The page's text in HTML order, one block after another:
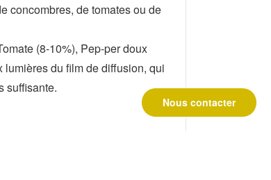
concombres, de tomates ou de
(8-10%), Pep-per doux
lumières du film de diffusion, qui
suffisante.
Nous contacter